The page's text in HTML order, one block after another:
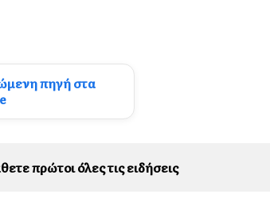
πηγή στα
πρώτοι όλες τις ειδήσεις